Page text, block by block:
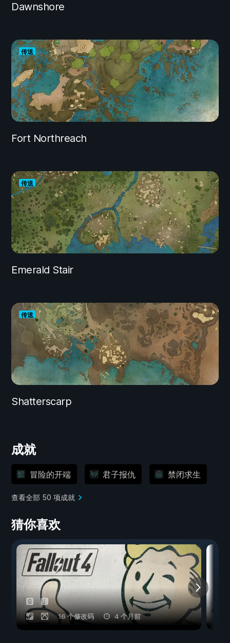
Dawnshore
传送
Fort Northreach
传送
Emerald Stair
传送
Shatterscarp
成就
冒险的开端 君子报仇 禁闭求生
查看全部 50 项成就
猜你喜欢
16 个修改码 4 个月前